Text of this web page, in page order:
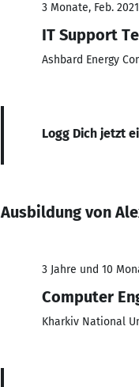
3 Monate, Feb.
IT Support
Ashbard Energy
Logg Dich jetzt
Ausbildung von
3 Jahre und 10
Computer
Kharkiv National